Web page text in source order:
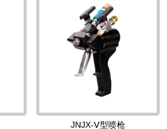
JNJX-Ⅴ型喷枪